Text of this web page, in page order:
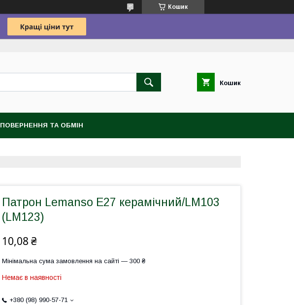
Кошик
Кошик
ПОВЕРНЕННЯ ТА ОБМІН
Патрон Lemanso E27 керамічний/LM103
(LM123)
10,08 ₴
Мінімальна сума замовлення на сайті — 300 ₴
Немає в наявності
+380 (98) 990-57-71